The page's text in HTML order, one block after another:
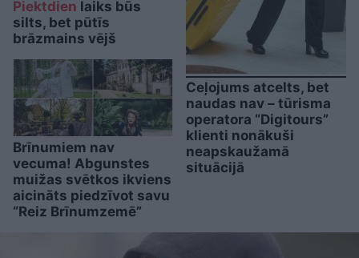
Piektdien laiks būs
silts, bet pūtīs
brāzmains vējš
Brīnumiem nav
vecuma! Abgunstes
muižas svētkos ikviens
aicināts piedzīvot savu
“Reiz Brīnumzemē”
Ceļojums atcelts, bet
naudas nav – tūrisma
operatora “Digitours”
klienti nonākuši
neapskaužamā
situācijā